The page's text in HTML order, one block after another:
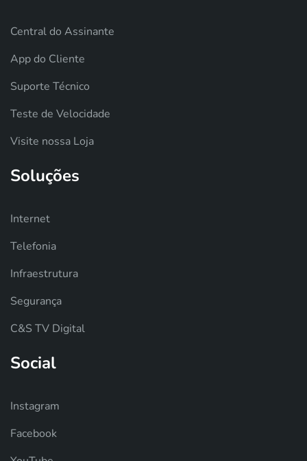
Central do Assinante
App do Cliente
Suporte Técnico
Teste de Velocidade
Visite nossa Loja
Soluções
Internet
Telefonia
Infraestrutura
Segurança
C&S TV Digital
Social
Instagram
Facebook